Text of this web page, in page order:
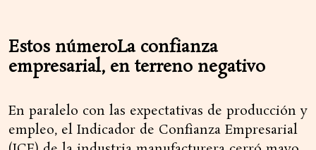
Estos númeroLa confianza
empresarial, en terreno negativo
En paralelo con las expectativas de producción y
empleo, el Indicador de Confianza Empresarial